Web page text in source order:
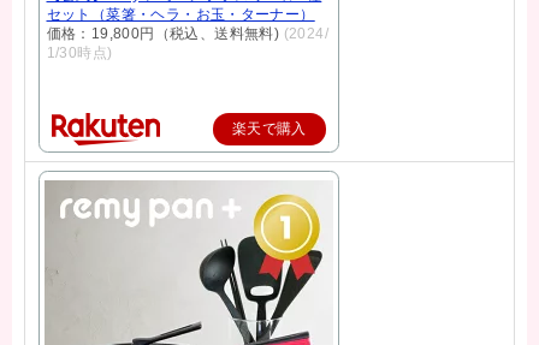
セット（菜箸・ヘラ・お玉・ターナー）
価格：19,800円（税込、送料無料) (2024/
1/30時点)
楽天で購入